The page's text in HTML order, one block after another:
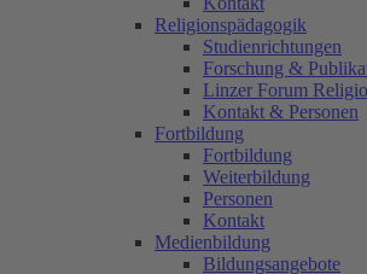
Religionspädagogik
Studienrichtungen
Forschung &
Linzer Forum
Kontakt & Personen
Fortbildung
Fortbildung
Weiterbildung
Personen
Kontakt
Medienbildung
Bildungsangebote